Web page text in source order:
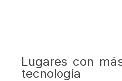
Lugares con
tecnología